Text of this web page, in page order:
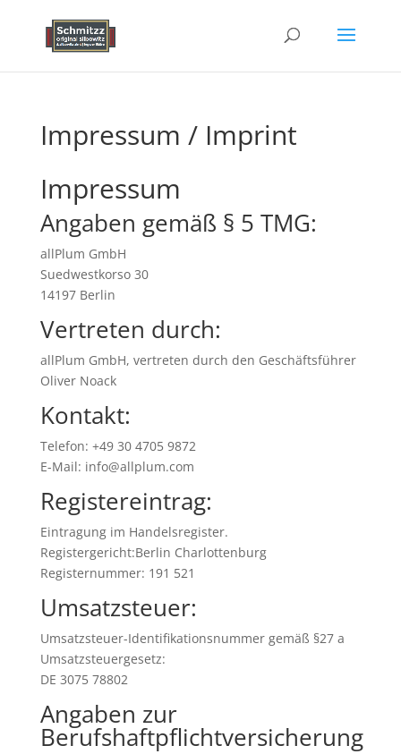
Impressum / Imprint
Impressum
Angaben gemäß § 5 TMG:
allPlum GmbH
Suedwestkorso 30
14197 Berlin
Vertreten durch:
allPlum GmbH, vertreten durch den Geschäftsführer
Oliver Noack
Kontakt:
Telefon: +49 30 4705 9872
E-Mail: info@allplum.com
Registereintrag:
Eintragung im Handelsregister.
Registergericht:Berlin Charlottenburg
Registernummer: 191 521
Umsatzsteuer:
Umsatzsteuer-Identifikationsnummer gemäß §27 a
Umsatzsteuergesetz:
DE 3075 78802
Angaben zur
Berufshaftpflichtversicherung